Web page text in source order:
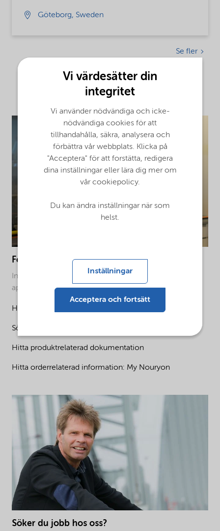
Göteborg, Sweden
Se fler
Har du en fråga? Kontakta oss,
vi är här för att hjälpa till!
För produkter och tjänster
Information om produkter och lösningar för din
applikation och hur du kontaktar våra experter.
Hitta kontakter efter produktlinje
Sök kontakt med produktnamn eller CAS-nummer
Hitta produktrelaterad dokumentation
Hitta orderrelaterad information: My Nouryon
Söker du jobb hos oss?
Vi värdesätter din
integritet
Vi använder nödvändiga och icke-
nödvändiga cookies för att
tillhandahålla, säkra, analysera och
förbättra vår webbplats. Klicka på
"Acceptera" för att forstätta, redigera
dina inställningar eller lära dig mer om
vår cookiepolicy.
Du kan ändra inställningar när som
helst.
Inställningar
Acceptera och fortsätt